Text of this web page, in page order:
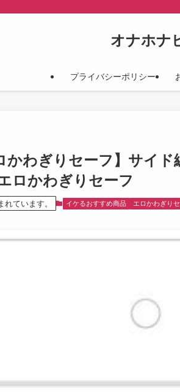
オナホナ
プライバシーポリシー
わぎりセーフ】サイ
ロかわぎりセーフ
ています。 イケるおすすめ商品 エロかわぎり